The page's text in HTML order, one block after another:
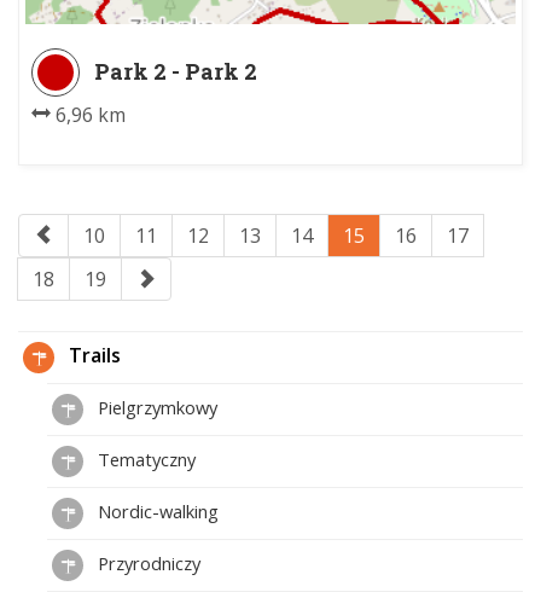
Park 2 - Park 2
6,96 km
10 11 12 13 14 15 16
17
18
19
Trails
Pielgrzymkowy
Tematyczny
Nordic-walking
Przyrodniczy